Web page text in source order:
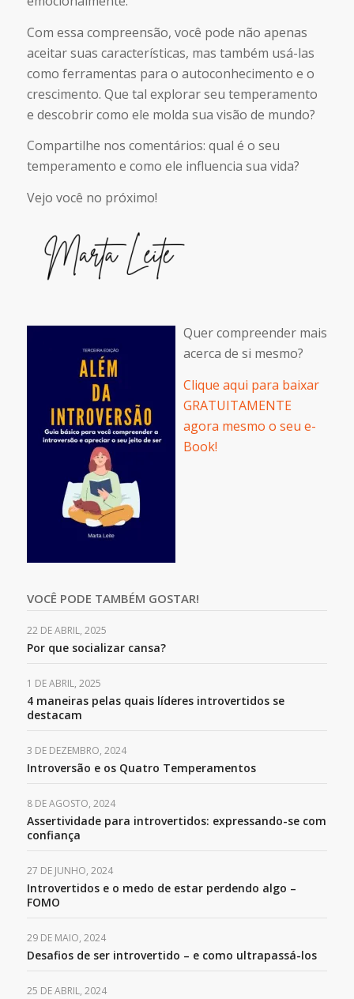
Com essa compreensão, você pode não apenas
aceitar suas características, mas também usá-las
como ferramentas para o autoconhecimento e o
crescimento. Que tal explorar seu temperamento
e descobrir como ele molda sua visão de mundo?
Compartilhe nos comentários: qual é o seu
temperamento e como ele influencia sua vida?
Vejo você no próximo!
Quer compreender mais
acerca de si mesmo?
Clique aqui para baixar
GRATUITAMENTE
agora mesmo o seu e-
Book!
VOCÊ PODE TAMBÉM GOSTAR!
22 DE ABRIL, 2025
Por que socializar cansa?
1 DE ABRIL, 2025
4 maneiras pelas quais líderes introvertidos se
destacam
3 DE DEZEMBRO, 2024
Introversão e os Quatro Temperamentos
8 DE AGOSTO, 2024
Assertividade para introvertidos: expressando-se com
confiança
27 DE JUNHO, 2024
Introvertidos e o medo de estar perdendo algo –
FOMO
29 DE MAIO, 2024
Desafios de ser introvertido – e como ultrapassá-los
25 DE ABRIL, 2024